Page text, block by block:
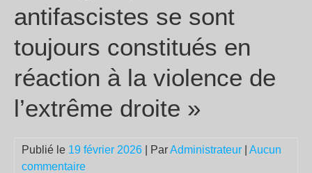
antifascistes se sont
toujours constitués en
réaction à la violence de
l’extrême droite »
Publié le 19 février 2026 | ParAdministrateur
Aucun
commentaire